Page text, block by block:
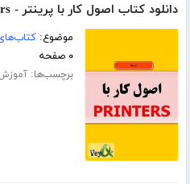
دانلود کتاب اصول کار با پرینتر - Printers
موضوع:
۰ صفحه
برچسب‌ها:آموزش